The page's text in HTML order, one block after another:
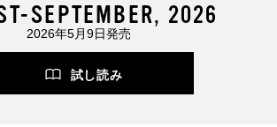
SEPTEMBER, 2026
2026年5月9日発売
試し読み